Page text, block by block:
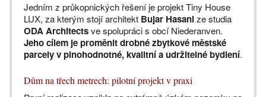
Jedním z průkopnických řešení je projekt Tiny House
LUX, za kterým stojí architekt Bujar Hasanize studia
ODA Architectsve spolupráci s obcí Niederanven.
Jeho cílem je proměnit drobné zbytkové městské
parcely v plnohodnotné, kvalitní a udržitelné bydlení.
Dům na třech metrech: pilotní projekt v praxi